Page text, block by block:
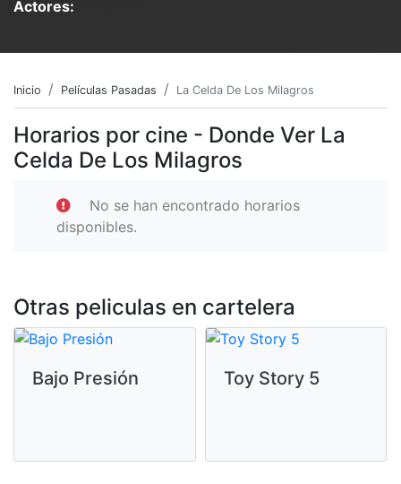
Actores:
Inicio Películas Pasadas La Celda De Los Milagros
Horarios por cine - Donde Ver La
Celda De Los Milagros
No se han encontrado horarios
disponibles.
Otras peliculas en cartelera
Bajo Presión Toy Story 5